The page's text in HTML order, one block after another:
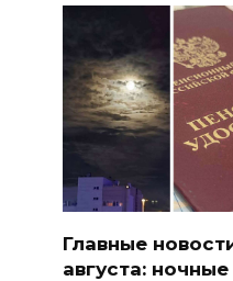
Главные
августа: